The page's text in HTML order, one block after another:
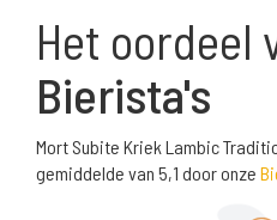
Het oordeel
Bierista's
Mort Subite Kriek Lambic
gemiddelde van 5,1 door onze